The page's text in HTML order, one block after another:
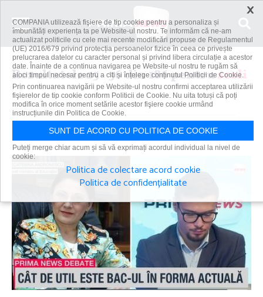
Rezultatele 25 - 36 din 186 pentruscoli
Caută
×
COMPANIA utilizează fişiere de tip cookie pentru a personaliza și
îmbunătăți experiența ta pe Website-ul nostru. Te informăm că ne-am
actualizat politicile cu cele mai recente modificări propuse de Regulamentul
(UE) 2016/679 privind protecția persoanelor fizice în ceea ce privește
prelucrarea datelor cu caracter personal și privind libera circulație a acestor
date. Înainte de a continua navigarea pe Website-ul nostru te rugăm să
aloci timpul necesar pentru a citi și înțelege conținutul Politicii de Cookie.
Prin continuarea navigării pe Website-ul nostru confirmi acceptarea utilizării
fişierelor de tip cookie conform Politicii de Cookie. Nu uita totuși că poți
modifica în orice moment setările acestor fişiere cookie urmând
instrucțiunile din Politica de Cookie.
SUNT DE ACORD CU POLITICA DE COOKIE
Puteți merge chiar acum și să vă exprimați acordul individual la nivel de
cookie:
Politica de colectare acord cookie
Politica de confidențialitate